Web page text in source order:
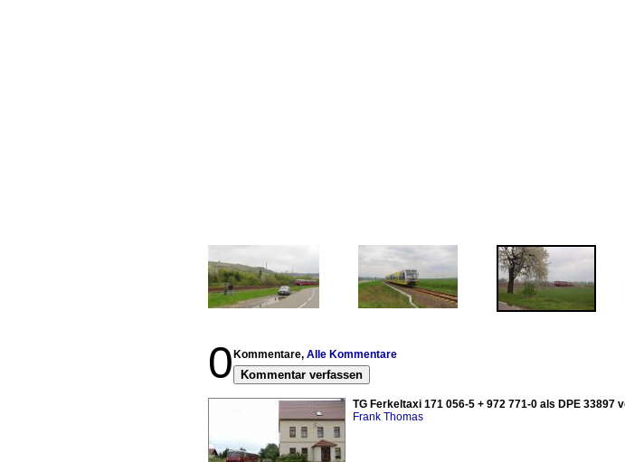
0 Kommentare, Alle Kommentare
Kommentar verfassen
TG Ferkeltaxi 171 056-5 + 972 771-0 als DPE
Frank Thomas